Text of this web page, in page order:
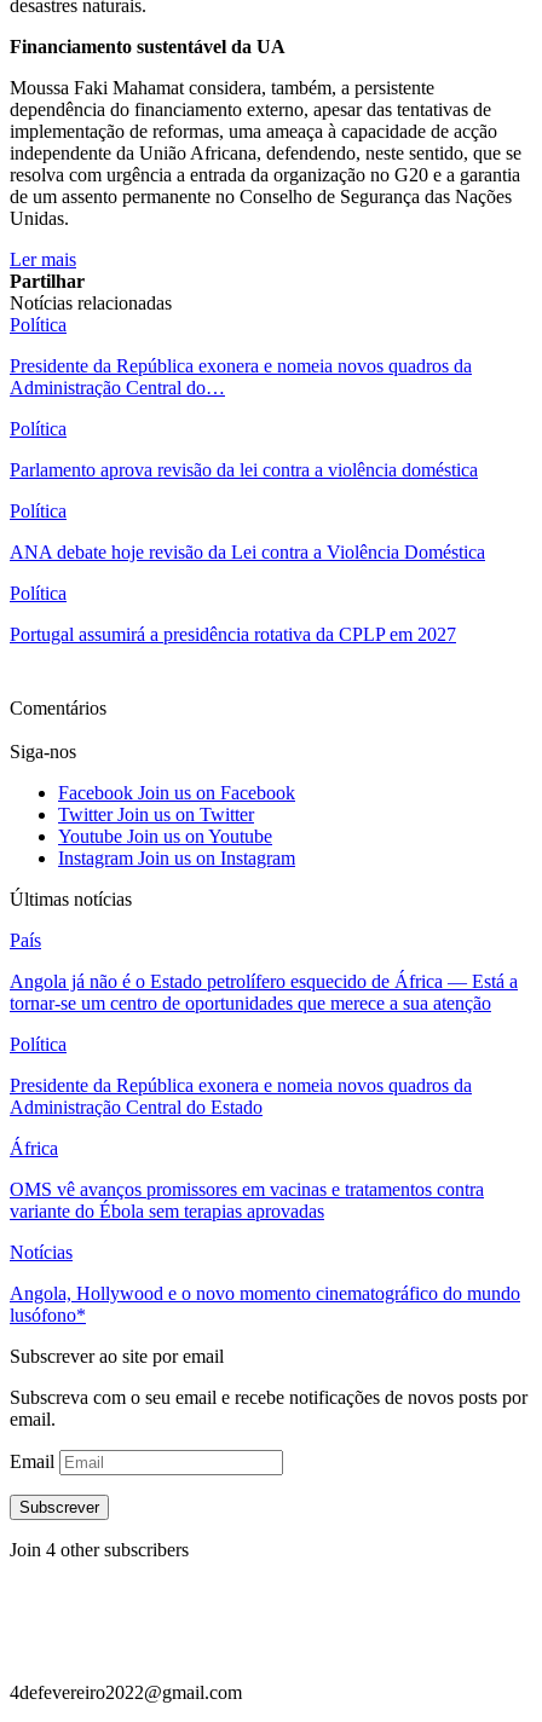
desastres naturais.
Financiamento sustentável da UA
Moussa Faki Mahamat considera, também, a persistente
dependência do financiamento externo, apesar das tentativas de
implementação de reformas, uma ameaça à capacidade de acção
independente da União Africana, defendendo, neste sentido, que se
resolva com urgência a entrada da organização no G20 e a garantia
de um assento permanente no Conselho de Segurança das Nações
Unidas.
Ler mais
Partilhar
Notícias relacionadas
Política
Presidente da República exonera e nomeia novos quadros da
Administração Central do…
Política
Parlamento aprova revisão da lei contra a violência doméstica
Política
ANA debate hoje revisão da Lei contra a Violência Doméstica
Política
Portugal assumirá a presidência rotativa da CPLP em 2027
Comentários
Siga-nos
Facebook Join us on Facebook
Twitter Join us on Twitter
Youtube Join us on Youtube
Instagram Join us on Instagram
Últimas notícias
País
Angola já não é o Estado petrolífero esquecido de África — Está a
tornar-se um centro de oportunidades que merece a sua atenção
Política
Presidente da República exonera e nomeia novos quadros da
Administração Central do Estado
África
OMS vê avanços promissores em vacinas e tratamentos contra
variante do Ébola sem terapias aprovadas
Notícias
Angola, Hollywood e o novo momento cinematográfico do mundo
lusófono*
Subscrever ao site por email
Subscreva com o seu email e recebe notificações de novos posts por
email.
Email
Subscrever
Join 4 other subscribers
4defevereiro2022@gmail.com